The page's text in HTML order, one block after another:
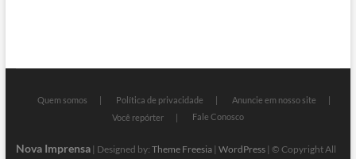
Quem somos Política de privacidade
Anuncie em nosso site
Você repórter
Fale Conosco
Nova Imprensa| Designed by: Theme Freesia| WordPress| © Copyright All